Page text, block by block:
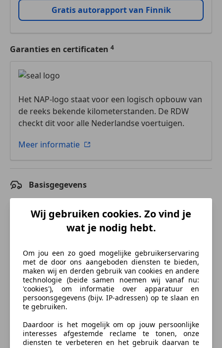
Gratis autorapport van Finnik
Garanties en certificaten
Het NAP-logo staat voor een logisch opbouw van
de reeks bekende kilometerstanden. De RDW
checkt dit voor alle Nederlandse voertuigen.
Meer informatie
Basisgegevens
Carrosserietype
Stationwagen
Gebruikt
Stoelen
5
Deuren
5
Landversie
Nederland
Advertentienr.
Voertuiggeschiedenis
Wij gebruiken cookies. Zo vind je
wat je nodig hebt.
Om jou een zo goed mogelijke gebruikerservaring
met de door ons aangeboden diensten te bieden,
maken wij en derden gebruik van cookies en andere
technologie (beide samen noemen wij vanaf nu:
'cookies'), om informatie over apparatuur en
persoonsgegevens (bijv. IP-adressen) op te slaan en
te gebruiken.
Daardoor is het mogelijk om op jouw persoonlijke
interesses afgestemde reclame te tonen, onze
diensten te verbeteren en het gebruik daarvan te